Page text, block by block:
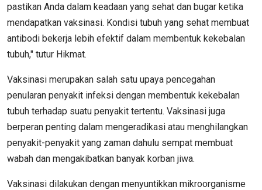
pastikan Anda dalam keadaan yang sehat dan bugar ketika
mendapatkan vaksinasi. Kondisi tubuh yang sehat membuat
antibodi bekerja lebih efektif dalam membentuk kekebalan
tubuh," tutur Hikmat.
Vaksinasi merupakan salah satu upaya pencegahan
penularan penyakit infeksi dengan membentuk kekebalan
tubuh terhadap suatu penyakit tertentu. Vaksinasi juga
berperan penting dalam mengeradikasi atau menghilangkan
penyakit-penyakit yang zaman dahulu sempat membuat
wabah dan mengakibatkan banyak korban jiwa.
Vaksinasi dilakukan dengan menyuntikkan mikroorganisme